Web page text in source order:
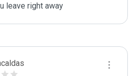
leave right away